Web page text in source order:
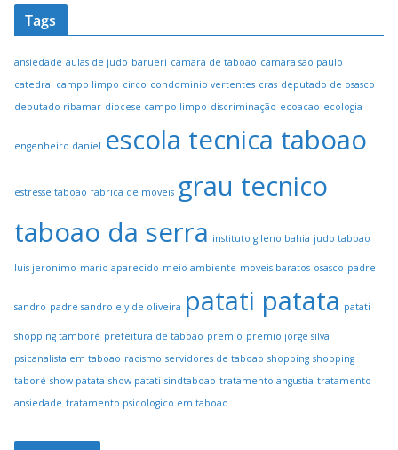
Tags
ansiedade aulas de judo barueri camara de taboao camara sao paulo
catedral campo limpo circo condominio vertentes cras deputado de osasco
deputado ribamar diocese campo limpo discriminação ecoacao ecologia
engenheiro daniel escola tecnica taboao
estresse taboao fabrica de moveis grau tecnico
taboao da serra instituto gileno bahia judo taboao
luis jeronimo mario aparecido meio ambiente moveis baratos osasco padre
sandro padre sandro ely de oliveira patati patata patati
shopping tamboré prefeitura de taboao premio premio jorge silva
psicanalista em taboao racismo servidores de taboao shopping shopping
taboré show patata show patati sindtaboao tratamento angustia tratamento
ansiedade tratamento psicologico em taboao